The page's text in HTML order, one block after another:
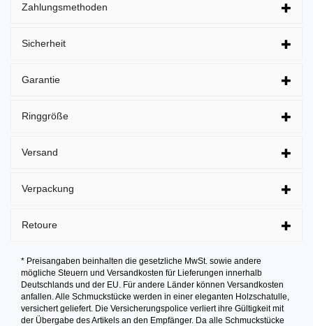
Zahlungsmethoden
Sicherheit
Garantie
Ringgröße
Versand
Verpackung
Retoure
* Preisangaben beinhalten die gesetzliche MwSt. sowie andere
mögliche Steuern und Versandkosten für Lieferungen innerhalb
Deutschlands und der EU. Für andere Länder können Versandkosten
anfallen. Alle Schmuckstücke werden in einer eleganten Holzschatulle,
versichert geliefert. Die Versicherungspolice verliert ihre Gültigkeit mit
der Übergabe des Artikels an den Empfänger. Da alle Schmuckstücke